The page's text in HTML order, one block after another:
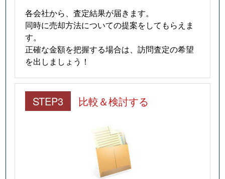
各会社から、査定結果が届きます。
同時に売却方法についての提案をしてもらえま
す。
正確な金額を把握する場合は、訪問査定の希望
を出しましょう！
STEP3 比較＆検討する